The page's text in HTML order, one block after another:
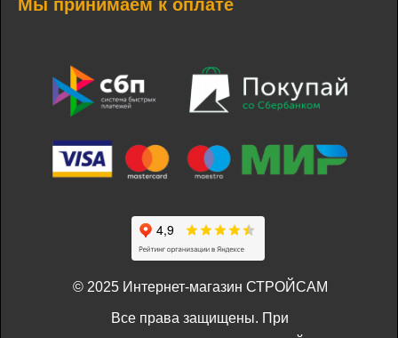
Мы принимаем к оплате
© 2025 Интернет-магазин СТРОЙСАМ
Все права защищены. При